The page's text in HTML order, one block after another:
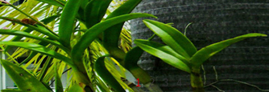
1 2 3 4